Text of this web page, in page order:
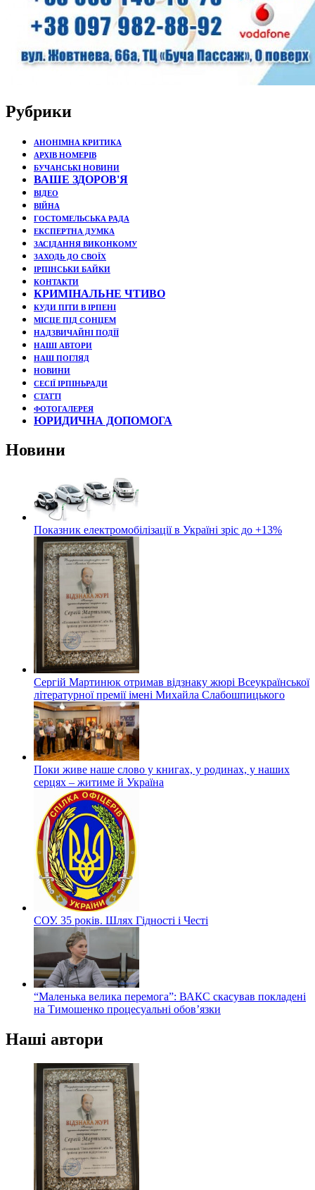
Рубрики
АНОНІМНА КРИТИКА
АРХІВ НОМЕРІВ
БУЧАНСЬКІ НОВИНИ
ВАШЕ ЗДОРОВ'Я
ВІДЕО
ВІЙНА
ГОСТОМЕЛЬСЬКА РАДА
ЕКСПЕРТНА ДУМКА
ЗАСІДАННЯ ВИКОНКОМУ
ЗАХОДЬ ДО СВОЇХ
ІРПІНСЬКИ БАЙКИ
КОНТАКТИ
КРИМІНАЛЬНЕ ЧТИВО
КУДИ ПІТИ В ІРПЕНІ
МІСЦЕ ПІД СОНЦЕМ
НАДЗВИЧАЙНІ ПОДЇЇ
НАШІ АВТОРИ
НАШ ПОГЛЯД
НОВИНИ
СЕСІЇ ІРПІНЬРАДИ
СТАТТІ
ФОТОГАЛЕРЕЯ
ЮРИДИЧНА ДОПОМОГА
Новини
Показник електромобілізації в Україні зріс до +13%
Сергій Мартинюк отримав відзнаку жюрі Всеукраїнської
літературної премії імені Михайла Слабошпицького
Поки живе наше слово у книгах, у родинах, у наших
серцях – житиме й Україна
СОУ. 35 років. Шлях Гідності і Честі
“Маленька велика перемога”: ВАКС скасував покладені
на Тимошенко процесуальні обов’язки
Наші автори